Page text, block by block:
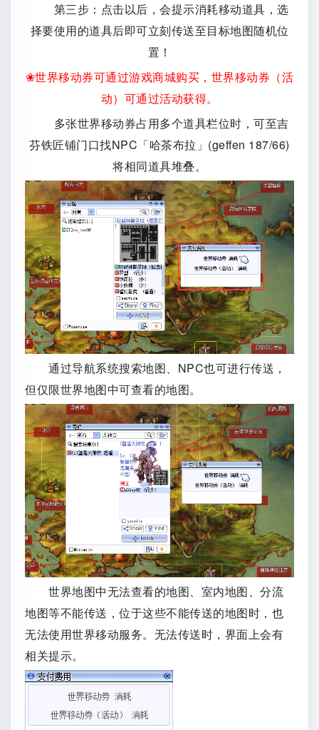
第三步：点击以后，会提示消耗移动道具，选
择要使用的道具后即可立刻传送至目标地图随机位
置！
❀世界移动券可通过游戏商城购买， 世界移动券（活
动）可通过活动获得。
多张世界移动券占用多个道具栏位时，可至吉
芬铁匠铺门口找NPC「哈茶布拉」(geffen 187/66)
将相同道具堆叠。
通过导航系统搜索地图、NPC也可进行传送，
但仅限世界地图中可查看的地图。
世界地图中无法查看的地图、室内地图、分流
地图等不能传送，位于这些不能传送的地图时，也
无法使用世界移动服务。无法传送时，界面上会有
相关提示。